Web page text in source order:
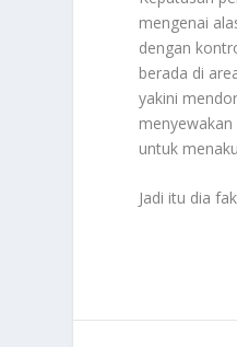
mengenai
dengan
berada di
yakini
untuk
Jadi itu dia